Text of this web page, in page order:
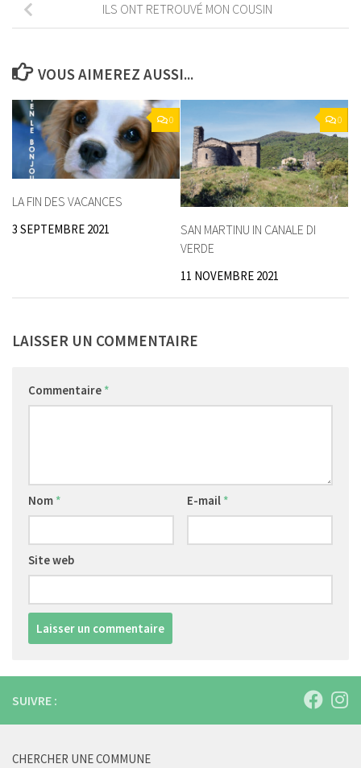
ILS ONT RETROUVÉ MON COUSIN
VOUS AIMEREZ AUSSI...
0
LA FIN DES VACANCES
3 SEPTEMBRE 2021
0
SAN MARTINU IN CANALE DI
VERDE
11 NOVEMBRE 2021
LAISSER UN COMMENTAIRE
Commentaire *
Nom * E-mail *
Site web
SUIVRE :
CHERCHER UNE COMMUNE